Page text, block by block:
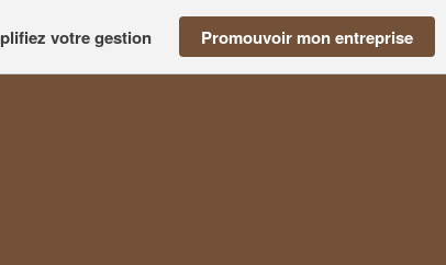
votre gestion Promouvoir mon entreprise